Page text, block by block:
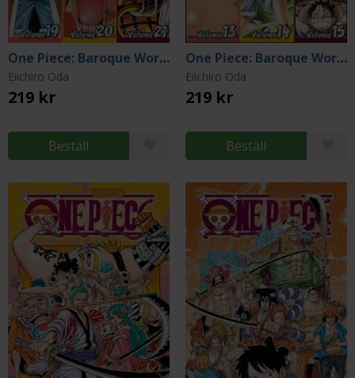
One Piece: Baroque Works 19-20-21
Eiichiro Oda
219 kr
Beställ
One Piece: Baroque Works 13-14-15
Eiichiro Oda
219 kr
Beställ